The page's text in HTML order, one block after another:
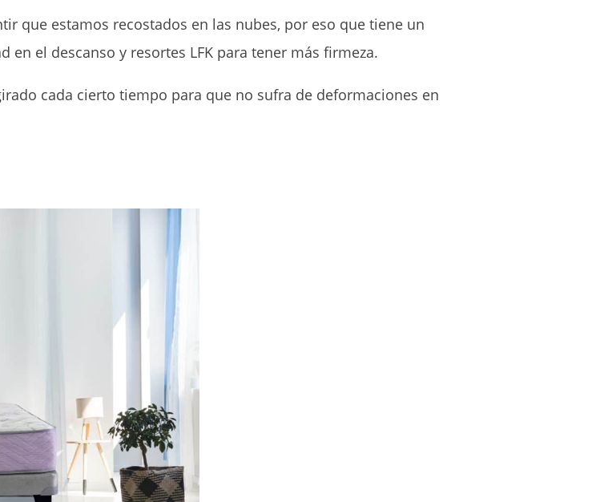
que estamos recostados en las nubes, por eso que tiene un
el descanso y resortes LFK para tener más firmeza.
cada cierto tiempo para que no sufra de deformaciones en